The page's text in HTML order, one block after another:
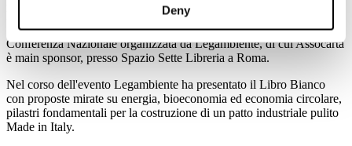
Deny
Direttore Generale di Assocarta, alla terza edizione del Forum
"L'Italia in Cantiere. Un clean industrial deal made in Italy", la
Conferenza Nazionale organizzata da Legambiente, di cui Assocarta
è main sponsor, presso Spazio Sette Libreria a Roma.
Nel corso dell'evento Legambiente ha presentato il Libro Bianco
con proposte mirate su energia, bioeconomia ed economia circolare,
pilastri fondamentali per la costruzione di un patto industriale pulito
Made in Italy.